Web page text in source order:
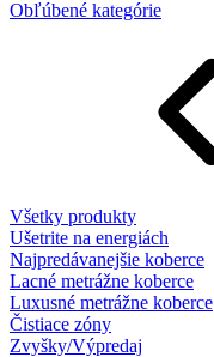
Obľúbené kategórie
Všetky produkty
Ušetrite na energiách
Najpredávanejšie koberce
Lacné metrážne koberce
Luxusné metrážne koberce
Čistiace zóny
Zvyšky/Výpredaj